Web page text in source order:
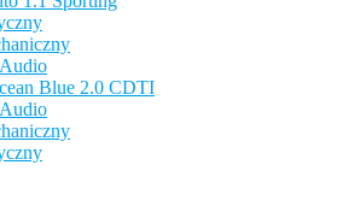
Blue 2.0 CDTI